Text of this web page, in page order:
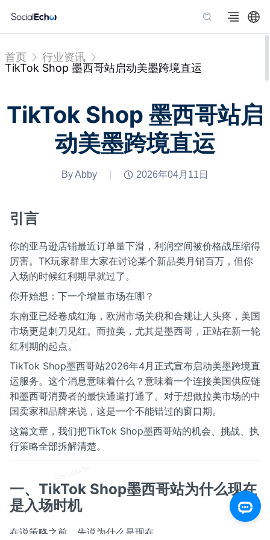
首页
行业资讯
TikTok Shop 墨西哥站启动美墨跨境直运
TikTok Shop 墨西哥站启
动美墨跨境直运
By Abby 2026年04月11日
引言
你的亚马逊店铺最近订单量下滑，利润空间被价格战压缩得
厉害。TK玩家群里大家在讨论某个新品类月销百万，但你
入场的时候红利期早就过了。
你开始想：下一个增量市场在哪？
东南亚已经卷成红海，欧洲市场关税和合规让人头疼，美国
市场更是刺刀见红。而拉美，尤其是墨西哥，正站在新一轮
红利期的起点。
TikTok Shop墨西哥站2026年4月正式宣布启动美墨跨境直
运服务。这个消息意味着什么？意味着一个连接美国供应链
和墨西哥消费者的最快通道打通了。对于想做拉美市场的中
国卖家和品牌来说，这是一个不能错过的窗口期。
这篇文章，我们把TikTok Shop墨西哥站的机会、挑战、执
行策略全部拆解清楚。
一、TikTok Shop墨西哥站为什么现在
是入场时机
在说策略之前，先说为什么是现在。